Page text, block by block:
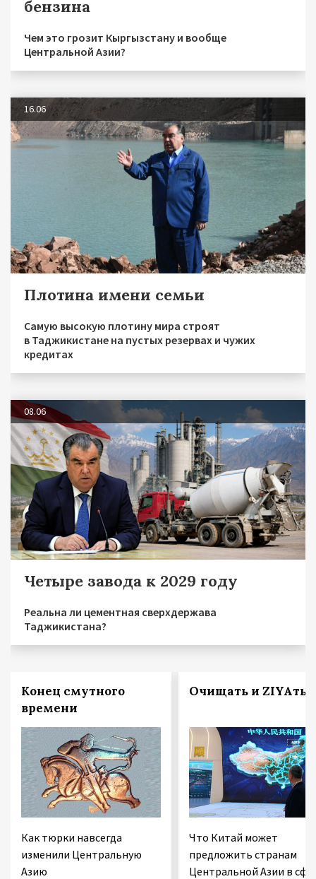
бензина
Чем это грозит Кыргызстану и вообще
Центральной Азии?
16.06
Плотина имени семьи
Самую высокую плотину мира строят
в Таджикистане на пустых резервах и чужих
кредитах
08.06
Четыре завода к 2029 году
Реальна ли цементная сверхдержава
Таджикистана?
Конец смутного
времени
Как тюрки навсегда
изменили Центральную
Азию
Очищать и ZIYAть
Что Китай может
предложить странам
Центральной Азии в